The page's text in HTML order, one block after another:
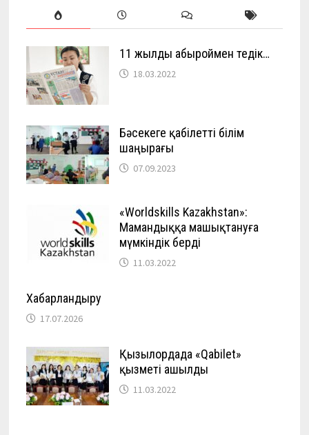
11 жылды абыроймен өтедік…
18.03.2022
Бәсекеге қабілетті білім
шаңырағы
07.09.2023
«Worldskills Kazakhstan»:
Мамандыққа машықтануға
мүмкіндік берді
11.03.2022
Хабарландыру
17.07.2026
Қызылордада «Qabilet»
қызметі ашылды
11.03.2022